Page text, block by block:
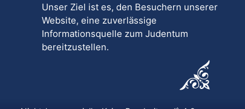
Unser Ziel ist es, den Besuchern unserer
Website, eine zuverlässige
Informationsquelle zum Judentum
bereitzustellen.